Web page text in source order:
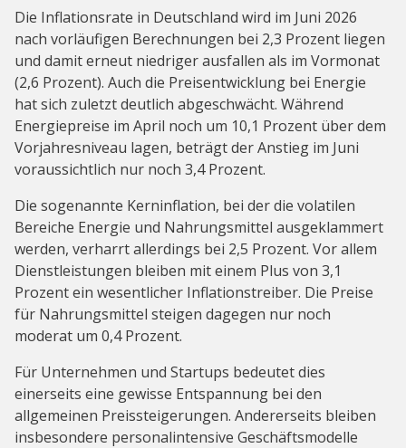
Die Inflationsrate in Deutschland wird im Juni 2026
nach vorläufigen Berechnungen bei 2,3 Prozent liegen
und damit erneut niedriger ausfallen als im Vormonat
(2,6 Prozent). Auch die Preisentwicklung bei Energie
hat sich zuletzt deutlich abgeschwächt. Während
Energiepreise im April noch um 10,1 Prozent über dem
Vorjahresniveau lagen, beträgt der Anstieg im Juni
voraussichtlich nur noch 3,4 Prozent.
Die sogenannte Kerninflation, bei der die volatilen
Bereiche Energie und Nahrungsmittel ausgeklammert
werden, verharrt allerdings bei 2,5 Prozent. Vor allem
Dienstleistungen bleiben mit einem Plus von 3,1
Prozent ein wesentlicher Inflationstreiber. Die Preise
für Nahrungsmittel steigen dagegen nur noch
moderat um 0,4 Prozent.
Für Unternehmen und Startups bedeutet dies
einerseits eine gewisse Entspannung bei den
allgemeinen Preissteigerungen. Andererseits bleiben
insbesondere personalintensive Geschäftsmodelle